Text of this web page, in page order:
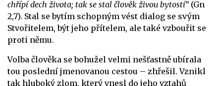
chřípí dech života; tak se stal člověk živou bytostí“(Gn
2,7). Stal se bytím schopným vést dialog se svým
Stvořitelem, být jeho přítelem, ale také vzbouřit se
proti němu.
Volba člověka se bohužel velmi nešťastně ubírala
tou poslední jmenovanou cestou – zhřešil. Vznikl
tak hluboký zlom, který vnesl do jeho vztahů